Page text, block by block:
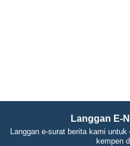
Langgan E-
Langgan e-surat berita kami
kempen